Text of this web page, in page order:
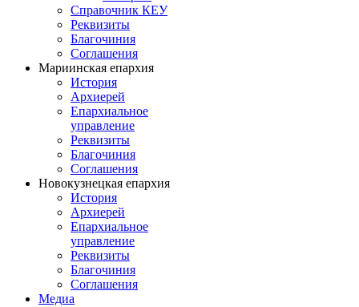
Справочник КЕУ
Реквизиты
Благочиния
Соглашения
Мариинская епархия
История
Архиерей
Епархиальное
управление
Реквизиты
Благочиния
Соглашения
Новокузнецкая епархия
История
Архиерей
Епархиальное
управление
Реквизиты
Благочиния
Соглашения
Медиа